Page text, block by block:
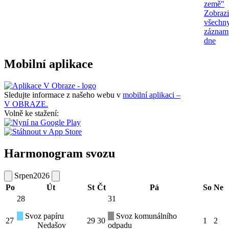
země"
dne
Mobilní aplikace
Sledujte informace z našeho webu v mobilní aplikaci –
V OBRAZE.
Volně ke stažení:
Harmonogram svozu
Srpen2026
Po
Út St Čt Pá So Ne
27
28
Svoz papíru
Nedašov
29 30
31
Svoz komunálního
odpadu
1 2